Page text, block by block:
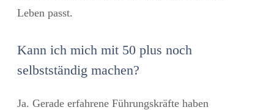
Leben passt.
Kann ich mich mit 50 plus noch
selbstständig machen?
Ja. Gerade erfahrene Führungskräfte haben